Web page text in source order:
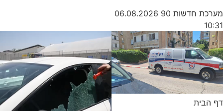
מערכת חדשות 90
06.08.2026
10:31
דף הבית